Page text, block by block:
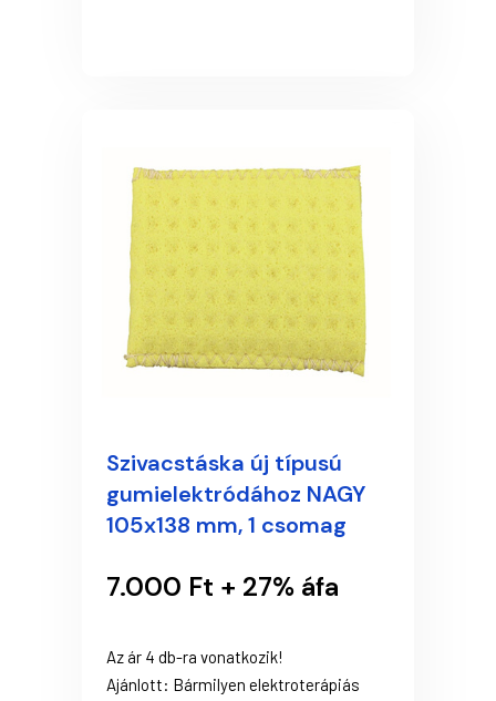
Szivacstáska új típusú
gumielektródához NAGY
105x138 mm, 1 csomag
7.000 Ft + 27% áfa
Az ár 4 db-ra vonatkozik!
Ajánlott: Bármilyen elektroterápiás